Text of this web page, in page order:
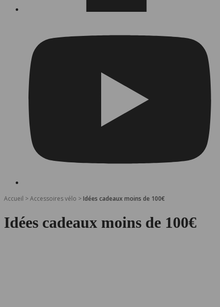
Accueil >Accessoires vélo >Idées cadeaux moins de 100€
Idées cadeaux moins de 100€